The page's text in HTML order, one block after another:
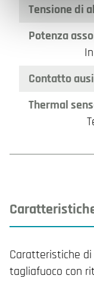
Tensione di
Potenza
Contatto
Thermal
Caratteristiche
tagliafuoco con